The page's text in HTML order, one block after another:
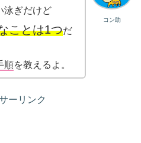
コン助
泳ぎだけど
ことは1つだ
順を教えるよ。
ーリンク